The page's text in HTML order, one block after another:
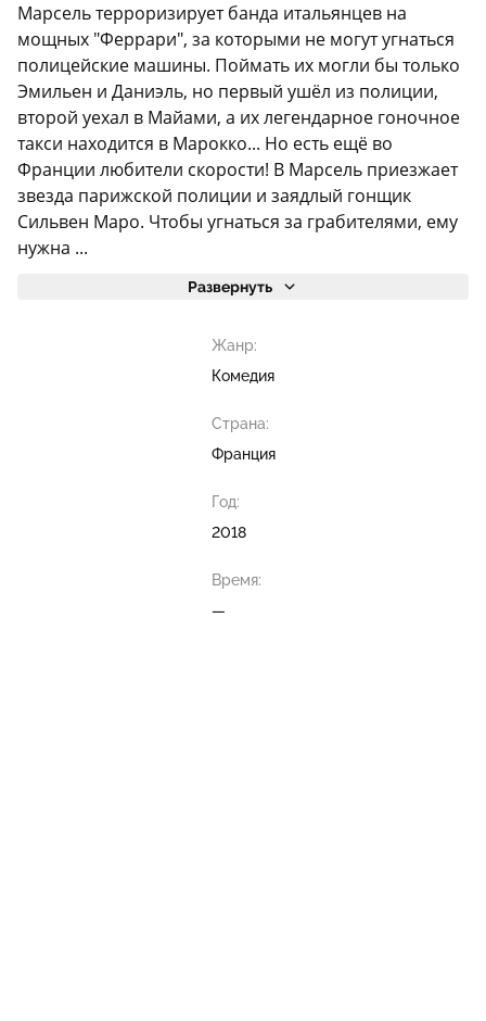
Марсель терроризирует банда итальянцев на
мощных "Феррари", за которыми не могут угнаться
полицейские машины. Поймать их могли бы только
Эмильен и Даниэль, но первый ушёл из полиции,
второй уехал в Майами, а их легендарное гоночное
такси находится в Марокко... Но есть ещё во
Франции любители скорости! В Марсель приезжает
звезда парижской полиции и заядлый гонщик
Сильвен Маро. Чтобы угнаться за грабителями, ему
нужна ...
Развернуть
Жанр:
Комедия
Страна:
Франция
Год:
2018
Время:
—